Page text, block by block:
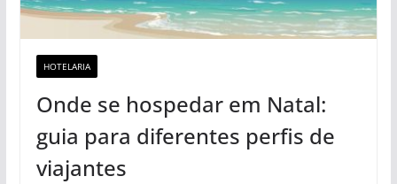
HOTELARIA
Onde se hospedar em Natal:
guia para diferentes perfis de
viajantes